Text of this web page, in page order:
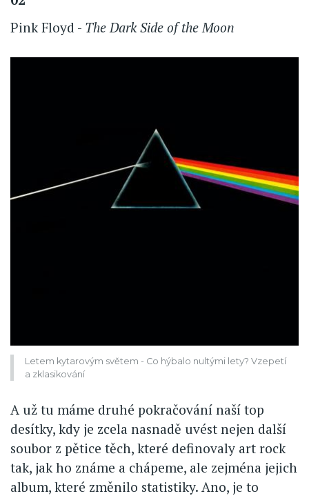
Pink Floyd - The Dark Side of the Moon
Letem kytarovým světem - Co hýbalo nultými lety? Vzepetí
a zklasikování
A už tu máme druhé pokračování naší top
desítky, kdy je zcela nasnadě uvést nejen další
soubor z pětice těch, které definovaly art rock
tak, jak ho známe a chápeme, ale zejména jejich
album, které změnilo statistiky. Ano, je to